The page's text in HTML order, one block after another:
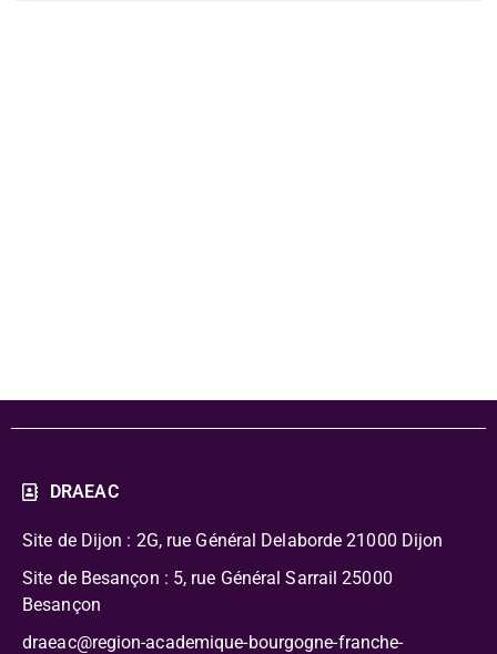
DRAEAC
Site de Dijon : 2G, rue Général Delaborde 21000 Dijon
Site de Besançon : 5, rue Général Sarrail 25000
Besançon
draeac@region-academique-bourgogne-franche-